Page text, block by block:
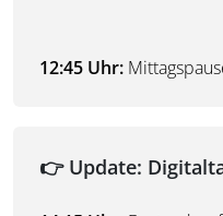
12:45 Uhr:
👉 Update: